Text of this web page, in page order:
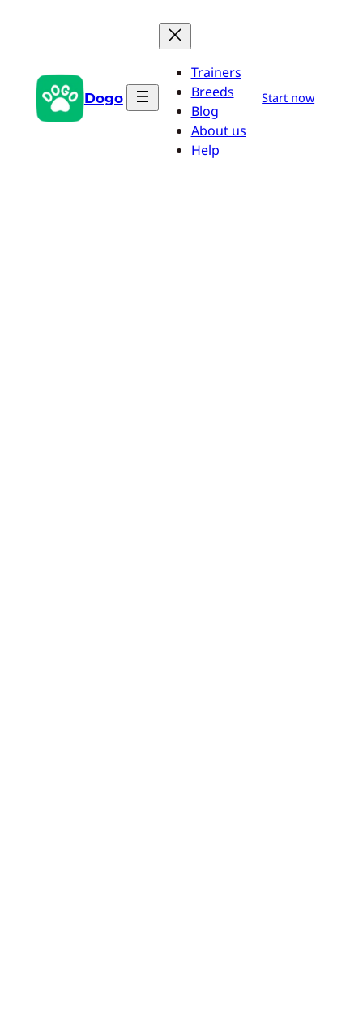
Dogo
Trainers
Breeds
Blog
About us
Help
Start now